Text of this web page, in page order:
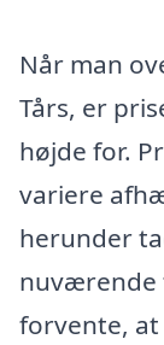
Når man
Tårs, er
højde for.
variere
herunder
nuværende
forvente, at